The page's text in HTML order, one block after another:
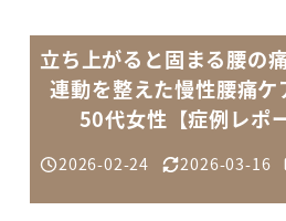
立ち上がると固まる腰の
連動を整えた慢性腰痛ケ
50代女性【症例レポ
投稿日
2026-02-24
更新日
2026-03-16